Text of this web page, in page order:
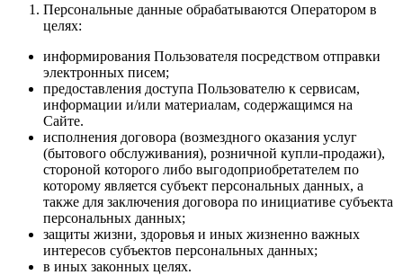
Персональные данные обрабатываются Оператором в
целях:
информирования Пользователя посредством отправки
электронных писем;
предоставления доступа Пользователю к сервисам,
информации и/или материалам, содержащимся на
Сайте.
исполнения договора (возмездного оказания услуг
(бытового обслуживания), розничной купли-продажи),
стороной которого либо выгодоприобретателем по
которому является субъект персональных данных, а
также для заключения договора по инициативе субъекта
персональных данных;
защиты жизни, здоровья и иных жизненно важных
интересов субъектов персональных данных;
в иных законных целях.